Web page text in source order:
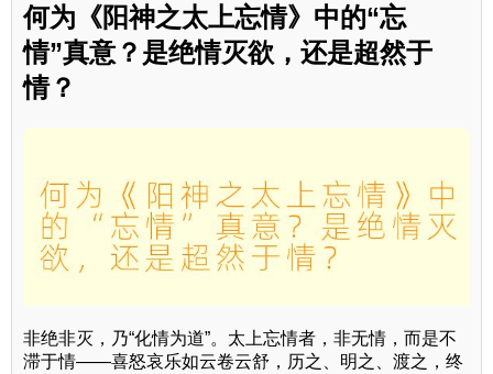
何为《阳神之太上忘情》中的“忘
情”真意？是绝情灭欲，还是超然于
情？
非绝非灭，乃“化情为道”。太上忘情者，非无情，而是不
滞于情——喜怒哀乐如云卷云舒，历之、明之、渡之，终